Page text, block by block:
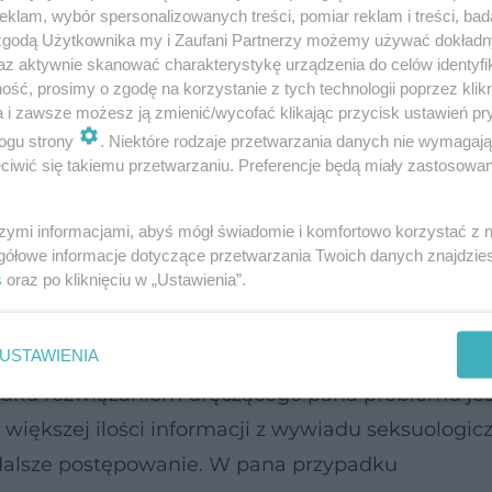
lat, a ostatnio z filmikami porno. Otóż
erekcji. Natomiast masturbacja w
może jak najbardziej odbić się
rozwiązaniem dręczącego pana problemu
ilości informacji z wywiadu
postępowanie. W pana przypadku
wybór spersonalizowanych treści, pomiar reklam i treści,
Użytkownika my i Zaufani Partnerzy możemy używać
aktywnie skanować charakterystykę urządzenia do celów
prosimy o zgodę na korzystanie z tych technologii poprzez
i zawsze możesz ją zmienić/wycofać klikając przycisk ustawień
strony
. Niektóre rodzaje przetwarzania danych nie
się takiemu przetwarzaniu. Preferencje będą miały
informacjami, abyś mógł świadomie i komfortowo korzystać z
informacje dotyczące przetwarzania Twoich danych
oraz po kliknięciu w „Ustawienia”.
USTAWIENIA